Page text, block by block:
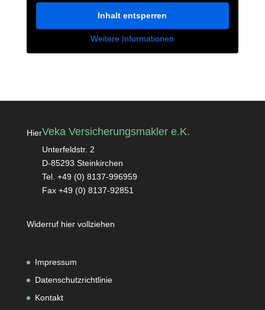
Inhalt entsperren
Weitere Informationen
HierVeka Versicherungsmakler e.K.
Unterfeldstr. 2
D-85293 Steinkirchen
Tel. +49 (0) 8137-996959
Fax +49 (0) 8137-92851
Widerruf hier vollziehen
Impressum
Datenschutzrichtlinie
Kontakt